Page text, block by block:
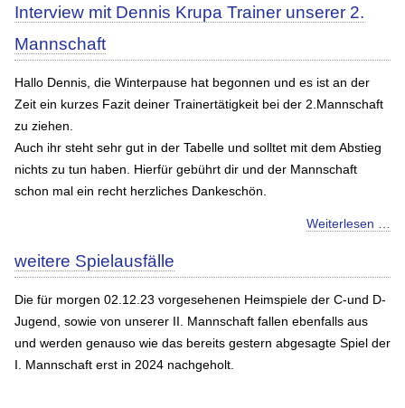
Interview mit Dennis Krupa Trainer unserer 2.
Mannschaft
Hallo Dennis, die Winterpause hat begonnen und es ist an der
Zeit ein kurzes Fazit deiner Trainertätigkeit bei der 2.Mannschaft
zu ziehen.
Auch ihr steht sehr gut in der Tabelle und solltet mit dem Abstieg
nichts zu tun haben. Hierfür gebührt dir und der Mannschaft
schon mal ein recht herzliches Dankeschön.
Weiterlesen …
weitere Spielausfälle
Die für morgen 02.12.23 vorgesehenen Heimspiele der C-und D-
Jugend, sowie von unserer II. Mannschaft fallen ebenfalls aus
und werden genauso wie das bereits gestern abgesagte Spiel der
I. Mannschaft erst in 2024 nachgeholt.